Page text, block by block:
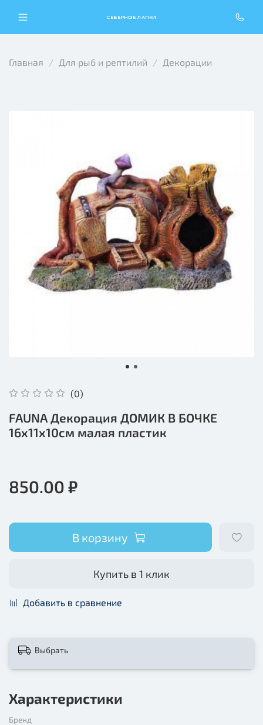
СЕВЕРНЫЕ ЛАПКИ
Главная Для рыб и рептилий Декорации
(0)
FAUNA Декорация ДОМИК В БОЧКЕ
16х11х10см малая пластик
850.00 ₽
В корзину
Купить в 1 клик
Добавить в сравнение
Выбрать
Характеристики
Бренд